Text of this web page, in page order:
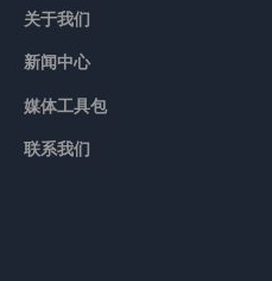
关于我们
新闻中心
媒体工具包
联系我们